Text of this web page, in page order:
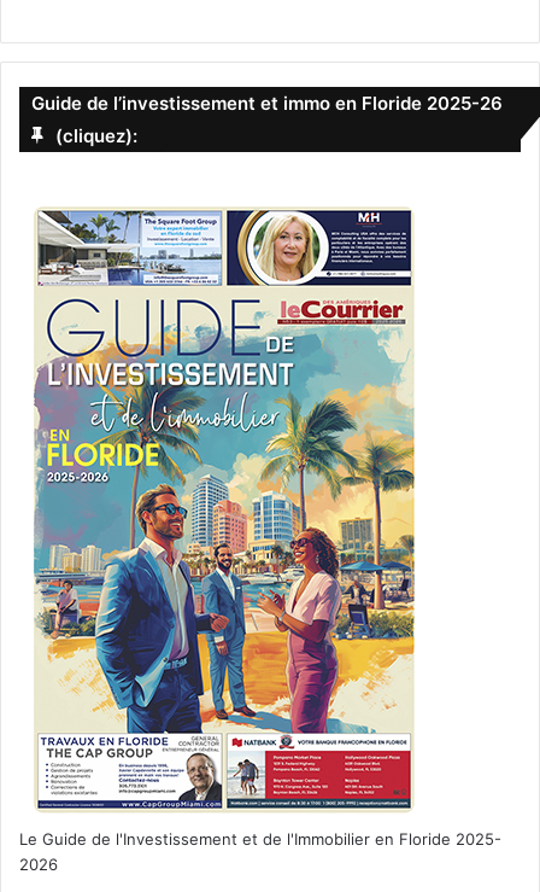
de « Sac d’os », l’auteur revient sur le pouvoir destructeur
de l’art et de la création .cet ouvrage aobtenu leprix Bram
Stoker en 2008. C’est le premier roman de Stephen King
– « Bloody Miami »de Tom Wolfe – roman de 2013.
Histoire :une fresque de la vie à Miami où les Cubains
règnent en maîtres. Tout le spectre social est représenté :
Nestor, un policier cubain de vingt-six ans exilé de sa
communauté pour avoir sauvé un émigrant clandestin
venu de La Havane, Magdalena sa petite amie de 24 ans
usant de ses charmes pour faire partie des classes
privilégiées, un « oligarque » russe trop généreux pour
être honnête, un professeur haïtien prêt à tout pour que
ses enfants mulâtres passent pour des Blancs, le
rédacteur en chef du Miami Herald… Neuf personnages se
croisent dans l’atmosphère sensuelle et violente de cette
mégapole multiethnique.
Commentaire :à plus de 80 ans Tom Wolfe a passé plus
de deux ans à sillonner Miami et à enquêter pour
s’imprégner de l’ambiance et créer son roman. Comme
souvent avec lui, il s’agit d’une fresque sociale féroce sur
Guide de l’investissement et immo en Floride 2025-26
(cliquez):
Le Guide de l'Investissement et de l'Immobilier en Floride 2025-
2026